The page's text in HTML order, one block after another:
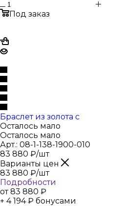
Под заказ
Браслет из золота с
Осталось мало
Осталось мало
Арт.: 08-1-138-1900-010
83 880 ₽/шт
Варианты цен
83 880 ₽/шт
Подробности
от83 880 ₽
+ 4 194 ₽ бонусами